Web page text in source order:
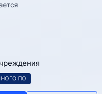
ПО